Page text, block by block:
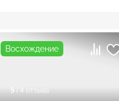
Восхождение
5 / 4 отзыва